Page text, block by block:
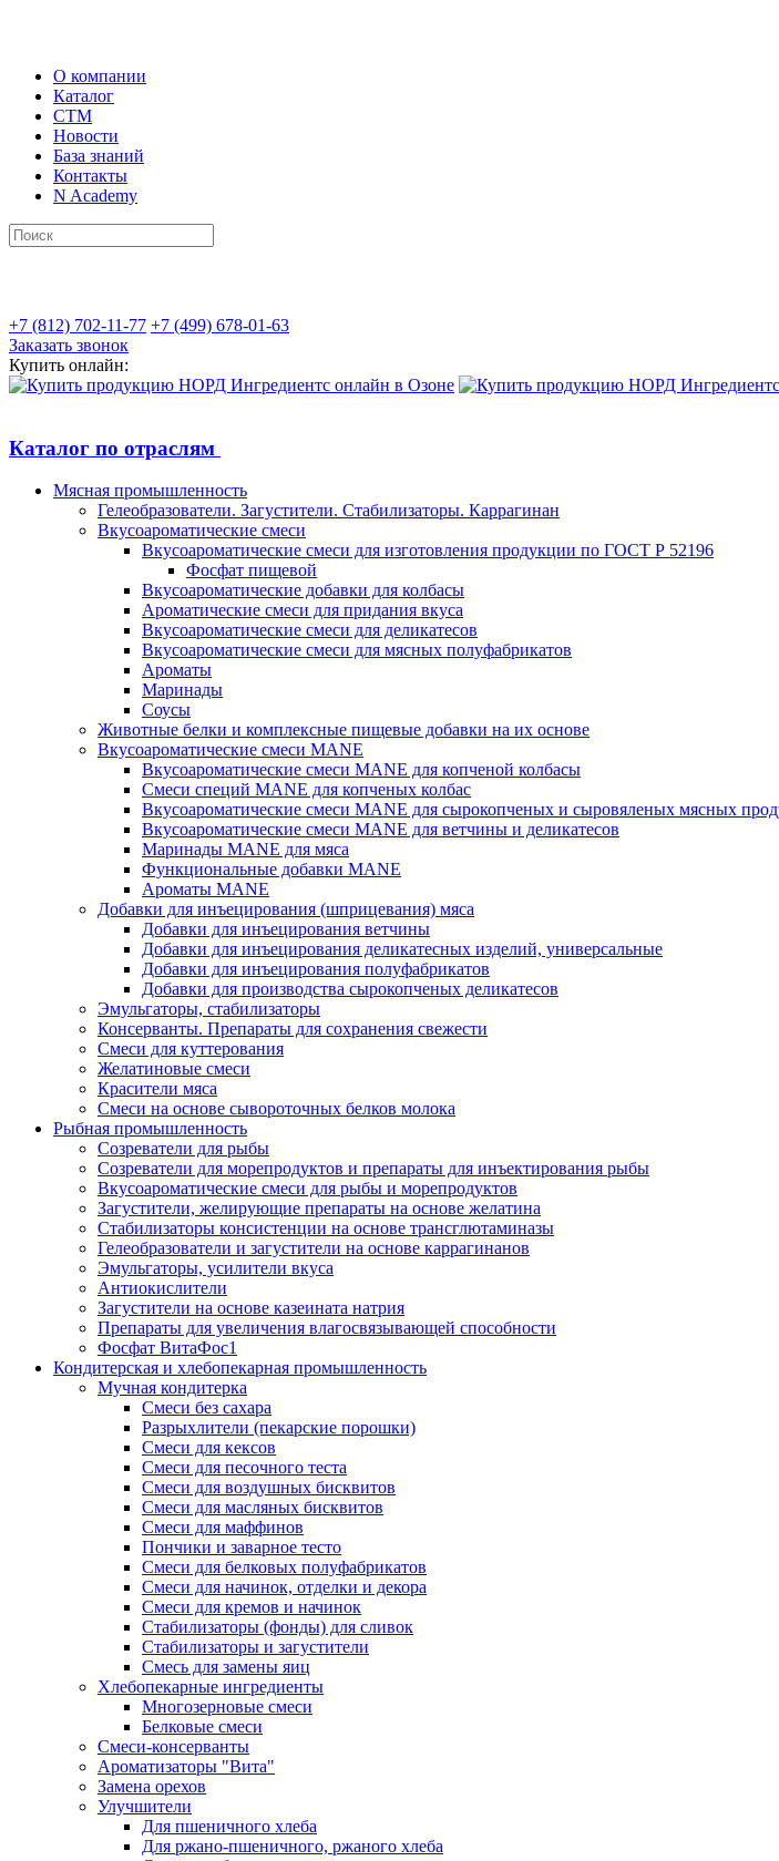
О компании
Каталог
СТМ
Новости
База знаний
Контакты
N Academy
+7 (812) 702-11-77 +7 (499) 678-01-63
Заказать звонок
Купить онлайн:
Каталог по отраслям
Мясная промышленность
Гелеобразователи. Загустители. Стабилизаторы. Каррагинан
Вкусоароматические смеси
Вкусоароматические смеси для изготовления продукции по ГОСТ Р 52196
Фосфат пищевой
Вкусоароматические добавки для колбасы
Ароматические смеси для придания вкуса
Вкусоароматические смеси для деликатесов
Вкусоароматические смеси для мясных полуфабрикатов
Ароматы
Маринады
Соусы
Животные белки и комплексные пищевые добавки на их основе
Вкусоароматические смеси MANE
Вкусоароматические смеси MANE для копченой колбасы
Смеси специй MANE для копченых колбас
Вкусоароматические смеси MANE для сырокопченых и сыровяленых мясных
Вкусоароматические смеси MANE для ветчины и деликатесов
Маринады MANE для мяса
Функциональные добавки MANE
Ароматы MANE
Добавки для инъецирования (шприцевания) мяса
Добавки для инъецирования ветчины
Добавки для инъецирования деликатесных изделий, универсальные
Добавки для инъецирования полуфабрикатов
Добавки для производства сырокопченых деликатесов
Эмульгаторы, стабилизаторы
Консерванты. Препараты для сохранения свежести
Смеси для куттерования
Желатиновые смеси
Красители мяса
Смеси на основе сывороточных белков молока
Рыбная промышленность
Созреватели для рыбы
Созреватели для морепродуктов и препараты для инъектирования рыбы
Вкусоароматические смеси для рыбы и морепродуктов
Загустители, желирующие препараты на основе желатина
Стабилизаторы консистенции на основе трансглютаминазы
Гелеобразователи и загустители на основе каррагинанов
Эмульгаторы, усилители вкуса
Антиокислители
Загустители на основе казеината натрия
Препараты для увеличения влагосвязывающей способности
Фосфат ВитаФос1
Кондитерская и хлебопекарная промышленность
Мучная кондитерка
Смеси без сахара
Разрыхлители (пекарские порошки)
Смеси для кексов
Смеси для песочного теста
Смеси для воздушных бисквитов
Смеси для масляных бисквитов
Смеси для маффинов
Пончики и заварное тесто
Cмеси для белковых полуфабрикатов
Смеси для начинок, отделки и декора
Смеси для кремов и начинок
Стабилизаторы (фонды) для сливок
Стабилизаторы и загустители
Смесь для замены яиц
Хлебопекарные ингредиенты
Многозерновые смеси
Белковые смеси
Смеси-консерванты
Ароматизаторы "Вита"
Замена орехов
Улучшители
Для пшеничного хлеба
Для ржано-пшеничного, ржаного хлеба